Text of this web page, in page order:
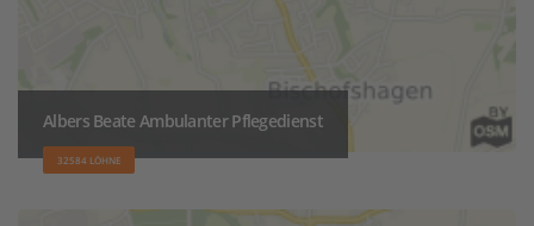
Albers Beate Ambulanter Pflegedienst
32584 LÖHNE